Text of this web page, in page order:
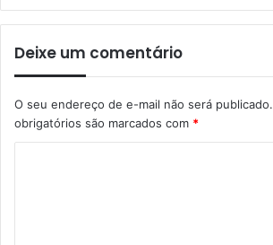
Deixe um comentário
O seu endereço de e-mail não será publicado.
obrigatórios são marcados com *